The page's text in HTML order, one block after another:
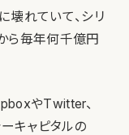
壊れていて、シリ
ら毎年何千億円
やTwitter、
キャピタルの